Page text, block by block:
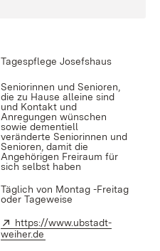
Tagespflege Josefshaus
Seniorinnen und Senioren,
die zu Hause alleine sind
und Kontakt und
Anregungen wünschen
sowie dementiell
veränderte Seniorinnen und
Senioren, damit die
Angehörigen Freiraum für
sich selbst haben
Täglich von Montag -Freitag
oder Tageweise
Extern:
https://www.ubstadt-
weiher.de